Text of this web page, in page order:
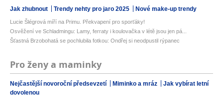
Jak zhubnout Trendy nehty pro jaro 2025 Nové make-up trendy
Lucie Šlégrová míří na Primu. Překvapení pro sporťáky!
Osvěžení ve Schladmingu: Lamy, ferraty i koulovačka v létě jsou jen pá...
Šťastná Brzobohatá se pochlubila fotkou: Ondřej si neodpustil rýpanec
Pro ženy a maminky
Nejčastější novoroční předsevzetí Miminko a mráz
Jak vybírat letní
dovolenou